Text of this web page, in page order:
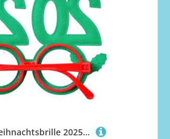
Songelt Weihnachtsbrille 2025 Neujahrsparty-Brillenrahmen für Kinder und Erwachsene